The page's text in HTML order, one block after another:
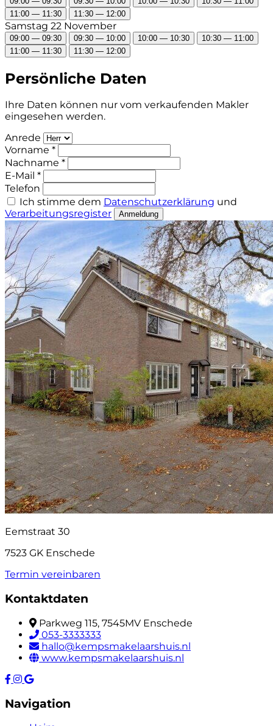
11:00 — 11:30
11:30 — 12:00
Samstag 22 November
09:00 — 09:30 09:30 — 10:00 10:00 — 10:30
10:30 — 11:00
11:00 — 11:30
11:30 — 12:00
Persönliche Daten
Ihre Daten können nur vom verkaufenden Makler
eingesehen werden.
Anrede
Vorname *
Nachname *
E-Mail *
Telefon
Ich stimme dem Datenschutzerklärung und
Verarbeitungsregister
Anmeldung
Eemstraat 30
7523 GK Enschede
Termin vereinbaren
Kontaktdaten
Parkweg 115, 7545MV Enschede
053-3333333
hallo@kempsmakelaarshuis.nl
www.kempsmakelaarshuis.nl
Navigation